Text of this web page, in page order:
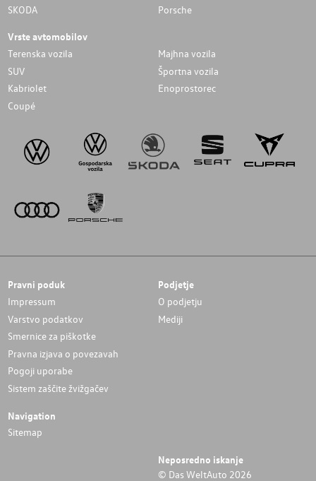
SKODA
Porsche
Vrste avtomobilov
Terenska vozila
Majhna vozila
SUV
Športna vozila
Kabriolet
Enoprostorec
Coupé
Pravni poduk
Impressum
Varstvo podatkov
Smernice za piškotke
Pravna izjava o povezavah
Pogoji uporabe
Sistem zaščite žvižgačev
Podjetje
O podjetju
Mediji
Navigation
Sitemap
Neposredno iskanje
© Das WeltAuto 2026